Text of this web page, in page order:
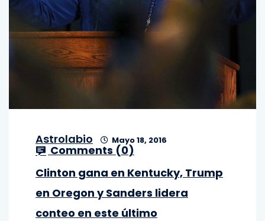
Astrolabio Mayo 18, 2016
Comments (0)
Clinton gana en Kentucky, Trump
en Oregon y Sanders lidera
conteo en este último